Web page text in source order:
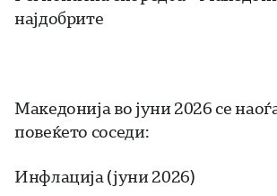
најдобрите
Македонија во јуни 2026 се
повеќето соседи:
Инфлација (јуни 2026)